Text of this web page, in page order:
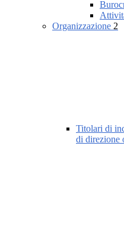
Organizzazione 2
Titolari di
di direzione